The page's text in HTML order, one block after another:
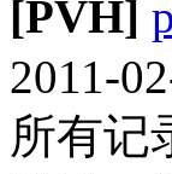
[PVH]
2011-
所有